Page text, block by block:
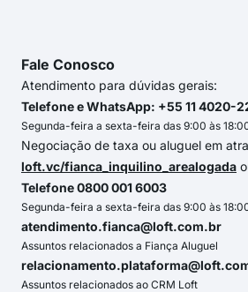
Fale Conosco
Atendimento para dúvidas gerais:
Telefone e WhatsApp: +55 11 4020-
Segunda-feira a sexta-feira das 9:00 às
Negociação de taxa ou aluguel em
loft.vc/fianca_inquilino_arealogada
Telefone 0800 001 6003
Segunda-feira a sexta-feira das 9:00 às
atendimento.fianca@loft.com.br
Assuntos relacionados a Fiança Aluguel
Assuntos relacionados ao CRM Loft